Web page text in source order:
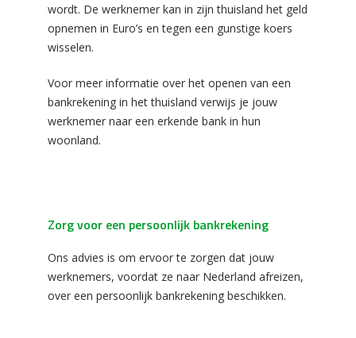
wordt. De werknemer kan in zijn thuisland het geld
opnemen in Euro’s en tegen een gunstige koers
wisselen.
Voor meer informatie over het openen van een
bankrekening in het thuisland verwijs je jouw
werknemer naar een erkende bank in hun
woonland.
Zorg voor een persoonlijk bankrekening
Ons advies is om ervoor te zorgen dat jouw
werknemers, voordat ze naar Nederland afreizen,
over een persoonlijk bankrekening beschikken.